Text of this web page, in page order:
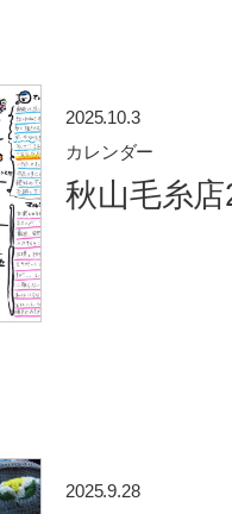
2025.10.3
カレンダー
秋山毛糸
2025.9.28